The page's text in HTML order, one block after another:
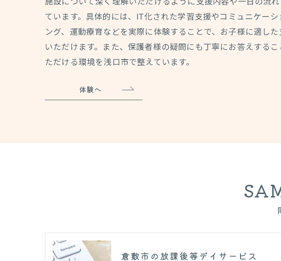
ています。具体的には、IT化された学習支援やコミュニケー
ング、運動療育などを実際に体験することで、お子様に適し
いただけます。また、保護者様の疑問にも丁寧にお答えする
ただける環境を浅口市で整えています。
体験へ
倉敷市の放課後等デイサービス